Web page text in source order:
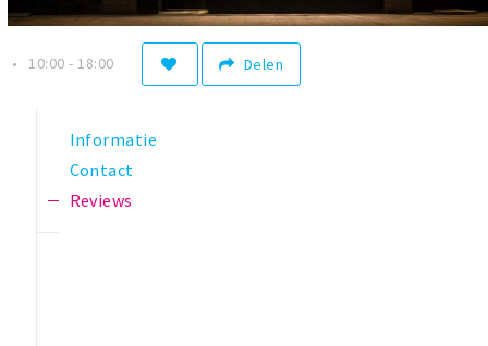
Delen
10:00 - 18:00
Informatie
Contact
Reviews